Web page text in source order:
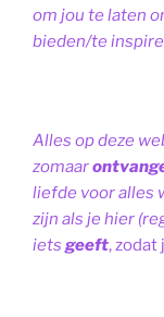
om jou te laten
bieden/te
Alles op deze
zomaar
liefde voor alles
zijn als je hier
iets geeft, zodat